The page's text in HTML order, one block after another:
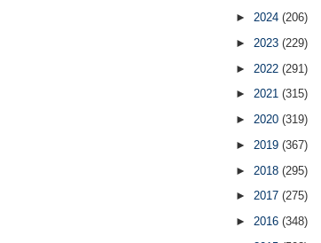
►2024(206)
► 2023(229)
► 2022(291)
►2021(315)
►2020(319)
► 2019(367)
► 2018(295)
►2017(275)
►2016(348)